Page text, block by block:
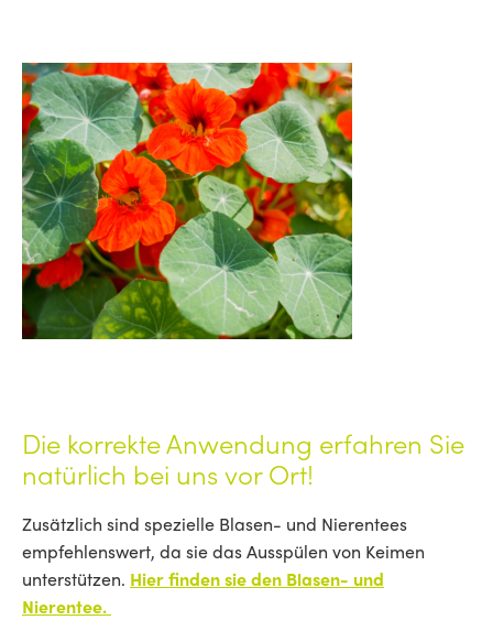
Die korrekte Anwendung erfahren Sie
natürlich bei uns vor Ort!
Zusätzlich sind spezielle Blasen- und Nierentees
empfehlenswert, da sie das Ausspülen von Keimen
unterstützen. Hier finden sie den Blasen- und
Nierentee.